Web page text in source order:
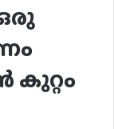
കുറ്റം